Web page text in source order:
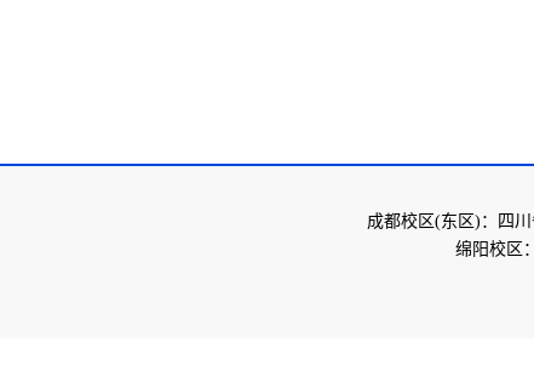
成都校区(东区)：四
绵阳校区